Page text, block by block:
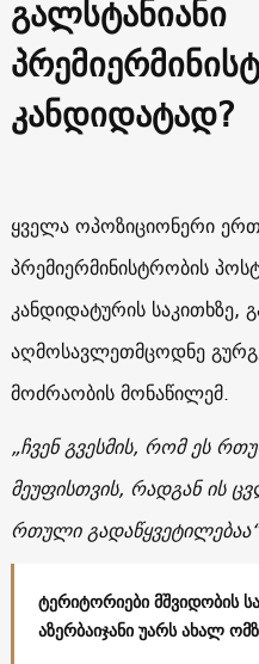
გალსტანიანი
კანდიდატად?
ყველა ოპოზიციონერი
პრემიერმინისტრობის
კანდიდატურის საკითხზე,
აღმოსავლეთმცოდნე
მოძრაობის მონაწილემ.
„ჩვენ გვესმის, რომ ეს
მეუფისთვის, რადგან ის
რთული
ტერიტორიები მშვიდობის
აზერბაიჯანი უარს ახალ